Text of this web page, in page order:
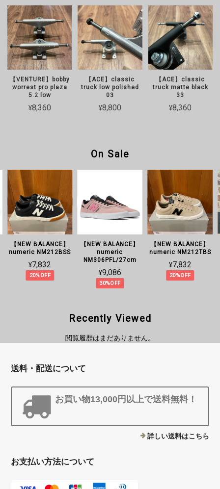
【VENTURE】bobby
worrest pro plaza
5.2 low
¥8,360
【ACE】classic
truck low polished
03
¥8,800
【ACE】classic
truck matte black
33
¥8,360
On Sale
【NEW BALANCE】
numeric NM212BSS
¥7,832
20%OFF
【NEW BALANCE】
numeric
NM306PFL/27cm
¥9,086
30%OFF
【NEW BALANCE】
numeric NM212TBS
¥7,832
20%OFF
Recently Viewed
閲覧履歴はまだありません。
送料・配送について
お買い物13,000円以上で送料無料！
詳しい送料はこちら
お支払い方法について